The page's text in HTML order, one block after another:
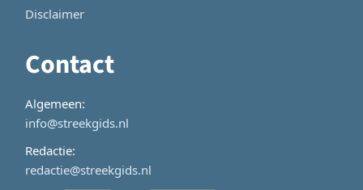
Disclaimer
Contact
Algemeen:
info@streekgids.nl
Redactie:
redactie@streekgids.nl